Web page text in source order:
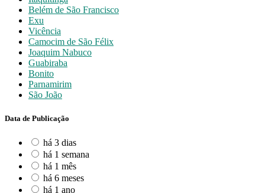
Belém de São Francisco
Exu
Vicência
Camocim de São Félix
Joaquim Nabuco
Guabiraba
Bonito
Parnamirim
São João
Data de Publicação
há 3 dias
há 1 semana
há 1 mês
há 6 meses
há 1 ano